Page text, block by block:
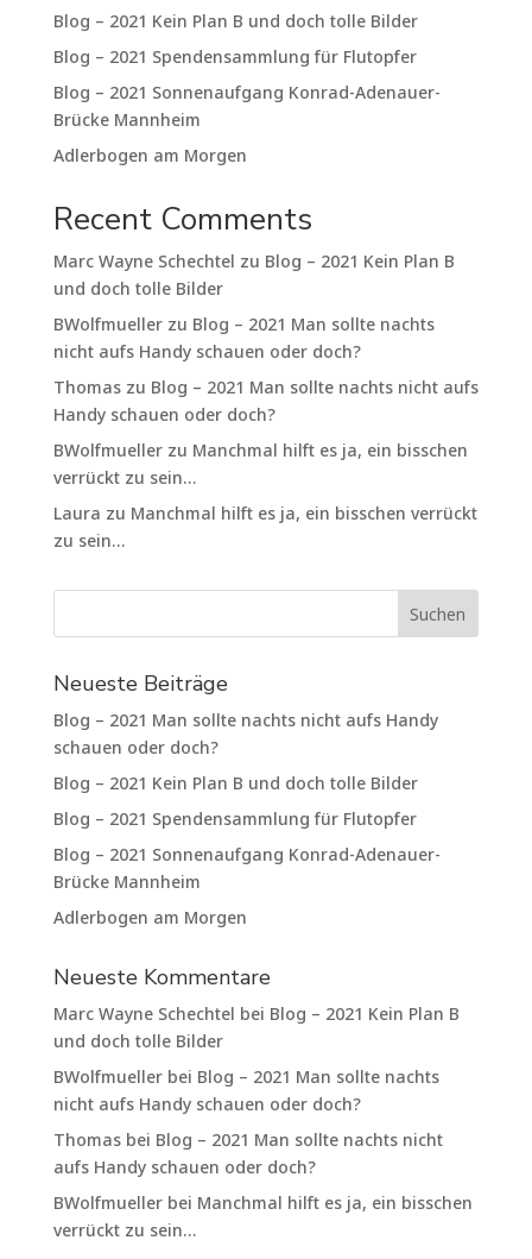
Blog – 2021 Kein Plan B und doch tolle Bilder
Blog – 2021 Spendensammlung für Flutopfer
Blog – 2021 Sonnenaufgang Konrad-Adenauer-
Brücke Mannheim
Adlerbogen am Morgen
Recent Comments
Marc Wayne Schechtel zu Blog – 2021 Kein Plan B
und doch tolle Bilder
BWolfmuellerzu Blog – 2021 Man sollte nachts
nicht aufs Handy schauen oder doch?
Thomaszu Blog – 2021 Man sollte nachts nicht aufs
Handy schauen oder doch?
BWolfmuellerzu Manchmal hilft es ja, ein bisschen
verrückt zu sein…
Laura zu Manchmal hilft es ja, ein bisschen verrückt
zu sein…
Neueste Beiträge
Blog – 2021 Man sollte nachts nicht aufs Handy
schauen oder doch?
Blog – 2021 Kein Plan B und doch tolle Bilder
Blog – 2021 Spendensammlung für Flutopfer
Blog – 2021 Sonnenaufgang Konrad-Adenauer-
Brücke Mannheim
Adlerbogen am Morgen
Neueste Kommentare
Marc Wayne Schechtel bei Blog – 2021 Kein Plan B
und doch tolle Bilder
BWolfmuellerbei Blog – 2021 Man sollte nachts
nicht aufs Handy schauen oder doch?
Thomasbei Blog – 2021 Man sollte nachts nicht
aufs Handy schauen oder doch?
BWolfmuellerbei Manchmal hilft es ja, ein bisschen
verrückt zu sein…